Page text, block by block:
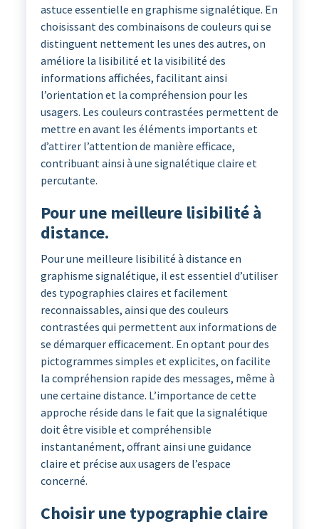
astuce essentielle en graphisme signalétique. En
choisissant des combinaisons de couleurs qui se
distinguent nettement les unes des autres, on
améliore la lisibilité et la visibilité des
informations affichées, facilitant ainsi
l’orientation et la compréhension pour les
usagers. Les couleurs contrastées permettent de
mettre en avant les éléments importants et
d’attirer l’attention de manière efficace,
contribuant ainsi à une signalétique claire et
percutante.
Pour une meilleure lisibilité à
distance.
Pour une meilleure lisibilité à distance en
graphisme signalétique, il est essentiel d’utiliser
des typographies claires et facilement
reconnaissables, ainsi que des couleurs
contrastées qui permettent aux informations de
se démarquer efficacement. En optant pour des
pictogrammes simples et explicites, on facilite
la compréhension rapide des messages, même à
une certaine distance. L’importance de cette
approche réside dans le fait que la signalétique
doit être visible et compréhensible
instantanément, offrant ainsi une guidance
claire et précise aux usagers de l’espace
concerné.
Choisir une typographie claire